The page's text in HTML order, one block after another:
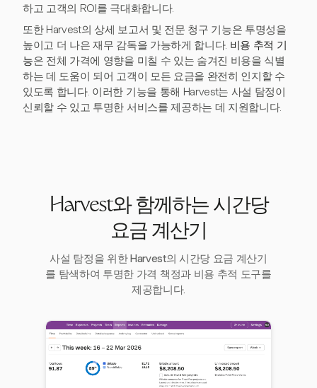
하고 고객의 ROI를 극대화합니다.
또한 Harvest의 상세 보고서 및 전문 청구 기능은 투명성을
높이고 더 나은 재무 감독을 가능하게 합니다. 비용 추적 기
능은 전체 가격에 영향을 미칠 수 있는 숨겨진 비용을 식별
하는 데 도움이 되어 고객이 모든 요금을 완전히 인지할 수
있도록 합니다. 이러한 기능을 통해 Harvest는 사설 탐정이
신뢰할 수 있고 투명한 서비스를 제공하는 데 지원합니다.
Harvest와 함께하는 시간당
요금 계산기
사설 탐정을 위한 Harvest의 시간당 요금 계산기
를 탐색하여 투명한 가격 책정과 비용 추적 도구를
제공합니다.